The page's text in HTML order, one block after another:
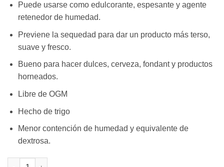
Puede usarse como edulcorante, espesante y agente
retenedor de humedad.
Previene la sequedad para dar un producto más terso,
suave y fresco.
Bueno para hacer dulces, cerveza, fondant y productos
horneados.
Libre de OGM
Hecho de trigo
Menor contención de humedad y equivalente de
dextrosa.
JARABE DE GLUCOSA 8 KG cantidad